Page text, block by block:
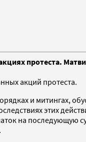
протеста.
акций протеста.
и митингах,
этих
на последующую